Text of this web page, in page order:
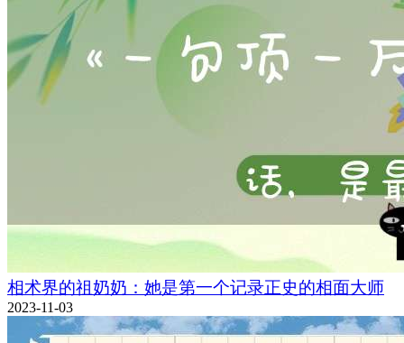
相术界的祖奶奶：她是第一个记录正史的相面大师
2023-11-03